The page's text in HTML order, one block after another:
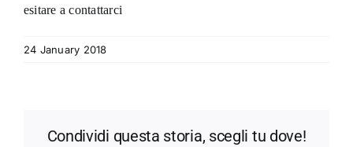
esitare a contattarci
24 January 2018
Condividi questa storia, scegli tu dove!